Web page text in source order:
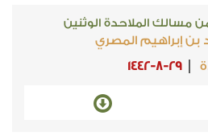
مسالك الملاحدة الوثنين
إبراهيم المصري
1442-8-29